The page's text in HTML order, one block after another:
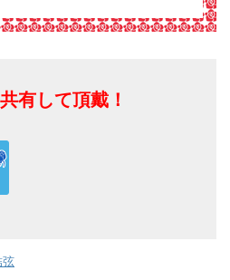
有して頂戴！
弦